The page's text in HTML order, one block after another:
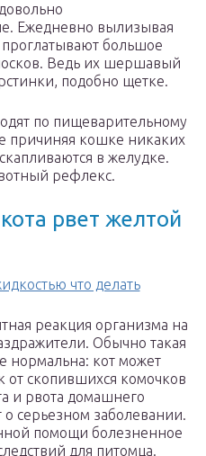
Ежедневно вылизывая
большое
Ведь их шершавый
подобно щетке.
по пищеварительному
причиняя кошке никаких
в желудке.
рефлекс.
рвет желтой
что делать
реакция организма на
Обычно такая
нормальна: кот может
от скопившихся комочков
и рвота домашнего
серьезном заболевании.
помощи болезненное
для питомца.